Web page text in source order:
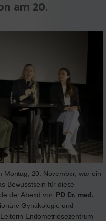
am 20.
Montag, 20. November, war ein
Bewusstsein für diese
der Abend von PD Dr. med.
Gynäkologie und
Endometriosezentrum